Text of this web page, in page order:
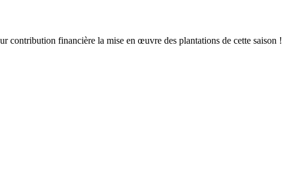
contribution financière la mise en œuvre des plantations de cette saison !